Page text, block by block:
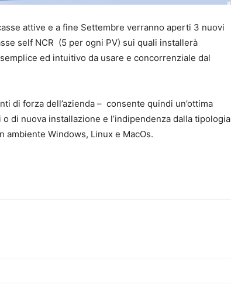
attive e a fine Settembre verranno aperti 3 nuovi
self NCR (5 per ogni PV) sui quali installerà
ed intuitivo da usare e concorrenziale dal
di forza dell’azienda – consente quindi un’ottima
di nuova installazione e l’indipendenza dalla tipologia
Windows, Linux e MacOs.